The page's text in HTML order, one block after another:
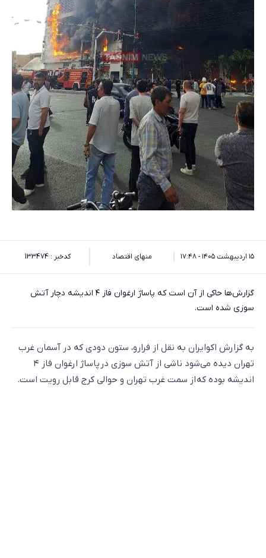
۱۵ اردیبهشت ۱۴۰۵ - ۱۷:۴۸ منهای اقتصاد کدخبر : 133474
گزارش‌ها حاکی از آن است که پاساژ ارغوان فاز ۴ اندیشه دچار آتش
سوزی شده است.
به گزارش اکوایران به نقل از فرارو، ستون دودی که در آسمان غرب
تهران دیده می‌شود ناشی از آتش سوزی در پاساژ ارغوان فاز ۴
اندیشه بوده که از سمت غرب تهران و حوالی کرج قابل رویت است.